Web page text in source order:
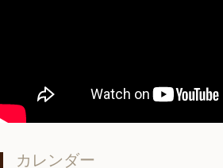
カレンダー